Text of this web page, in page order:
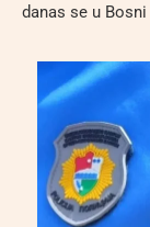
danas se u